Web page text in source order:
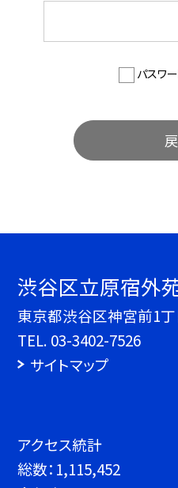
パスワ
渋谷区立原宿外
東京都渋谷区神宮前1
TEL. 03-3402-7526
サイトマップ
アクセス統計
総数： 1,115,452